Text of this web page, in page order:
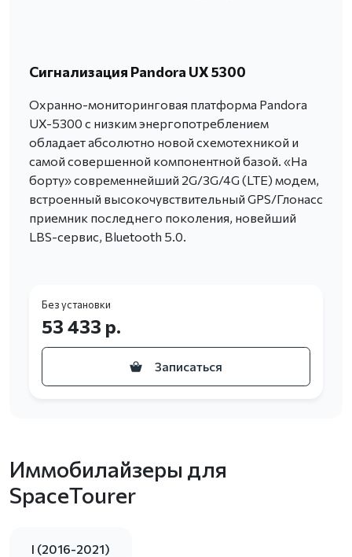
Сигнализация Pandora UX 5300
Охранно-мониторинговая платформа Pandora
UX-5300 с низким энергопотреблением
обладает абсолютно новой схемотехникой и
самой совершенной компонентной базой. «На
борту» современнейший 2G/3G/4G (LTE) модем,
встроенный высокочувствительный GPS/Глонасс
приемник последнего поколения, новейший
LBS-сервис, Bluetooth 5.0.
Без установки
53 433 р.
Записаться
Иммобилайзеры для
SpaceTourer
I (2016-2021)